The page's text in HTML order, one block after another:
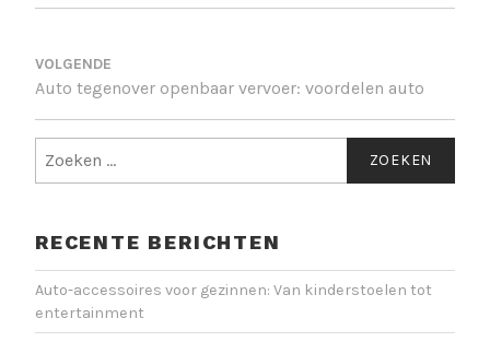
BERICHT
Auto tegenover openbaar vervoer: voordelen auto
naar:
RECENTE BERICHTEN
Auto-accessoires voor gezinnen: Van kinderstoelen tot
entertainment